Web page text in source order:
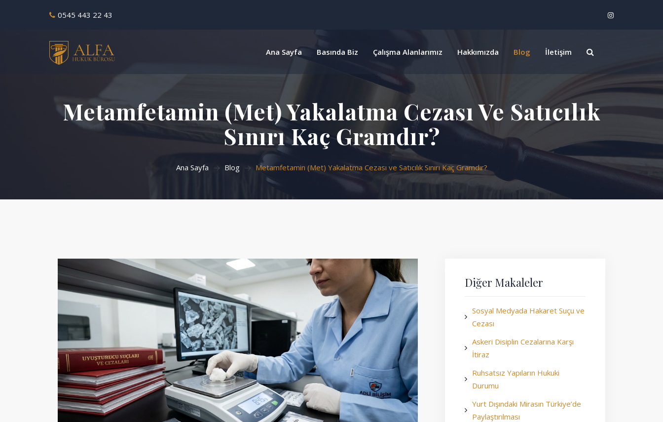
0545 443 22 43
Ana Sayfa Basında Biz Çalışma Alanlarımız Hakkımızda Blog İletişim
Metamfetamin (Met) Yakalatma Cezası Ve Satıcılık
Sınırı Kaç Gramdır?
Ana Sayfa Blog Metamfetamin (Met) Yakalatma Cezası ve Satıcılık Sınırı Kaç Gramdır?
Diğer Makaleler
Sosyal Medyada Hakaret Suçu ve
Cezası
Askeri Disiplin Cezalarına Karşı
İtiraz
Ruhsatsız Yapıların Hukuki
Durumu
Yurt Dışındaki Mirasın Türkiye’de
Paylaştırılması